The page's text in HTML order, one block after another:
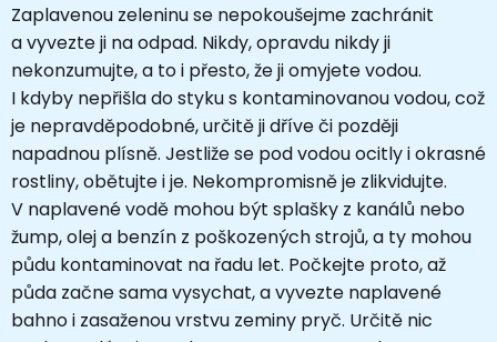
Zaplavenou zeleninu se nepokoušejme zachránit
a vyvezte ji na odpad. Nikdy, opravdu nikdy ji
nekonzumujte, a to i přesto, že ji omyjete vodou.
I kdyby nepřišla do styku s kontaminovanou vodou, což
je nepravděpodobné, určitě ji dříve či později
napadnou plísně. Jestliže se pod vodou ocitly i okrasné
rostliny, obětujte i je. Nekompromisně je zlikvidujte.
V naplavené vodě mohou být splašky z kanálů nebo
žump, olej a benzín z poškozených strojů, a ty mohou
půdu kontaminovat na řadu let. Počkejte proto, až
půda začne sama vysychat, a vyvezte naplavené
bahno i zasaženou vrstvu zeminy pryč. Určitě nic